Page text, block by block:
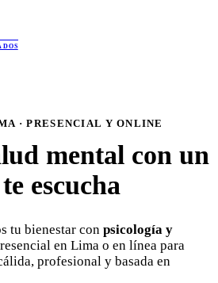
· PRESENCIAL Y ONLINE
mental con un
escucha
tu bienestar con psicología y
en Lima o en línea para
profesional y basada en